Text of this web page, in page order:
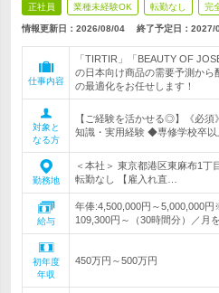
正社員 業種未経験OK 転勤なし 完
情報更新日：2026/08/04 終了予定日： 2027/
仕事内容
「TIRTIR」「BEAUTY OF
の日本向け商品の需要予測か
の最適化をお任せします！
対象と
なる方
【ご経験を活かせる◎】《必
知識・実用経験 ◆専修学校卒以
勤務地
＜本社＞ 東京都港区東麻布1
転勤なし 【雇入れ直…
給与
年俸:4,500,000円～5,000,000
109,300円～（30時間分）／月
初年度
年収
450万円～500万円